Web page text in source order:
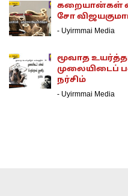
கறையான்கள்
சோ
- Uyirmmai Media
மூவாத
முலையிடைப்
நர்சிம்
- Uyirmmai Media